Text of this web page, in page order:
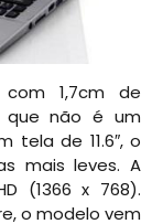
1,7cm de
que não é um
tela de 11.6″, o
mais leves. A
(1366 x 768).
o modelo vem